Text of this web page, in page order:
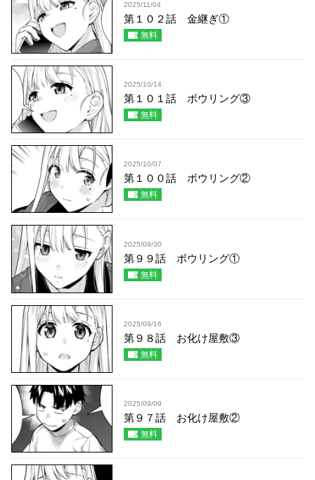
2025/11/04
第１０２話 金継ぎ①
無料
2025/10/14
第１０１話 ボウリング③
無料
2025/10/07
第１００話 ボウリング②
無料
2025/09/30
第９９話 ボウリング①
無料
2025/09/16
第９８話 お化け屋敷③
無料
2025/09/09
第９７話 お化け屋敷②
無料